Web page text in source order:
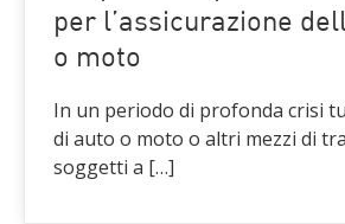
per l’assicurazione
o moto
In un periodo di profonda crisi
di auto o moto o altri mezzi di
soggetti a […]